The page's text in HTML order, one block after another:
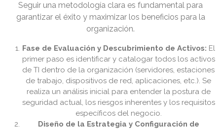
Seguir una metodología clara es fundamental para
garantizar el éxito y maximizar los beneficios para la
organización.
Fase de Evaluación y Descubrimiento de Activos: El
primer paso es identificar y catalogar todos los activos
de TI dentro de la organización (servidores, estaciones
de trabajo, dispositivos de red, aplicaciones, etc.). Se
realiza un análisis inicial para entender la postura de
seguridad actual, los riesgos inherentes y los requisitos
específicos del negocio.
Diseño de la Estrategia y Configuración de